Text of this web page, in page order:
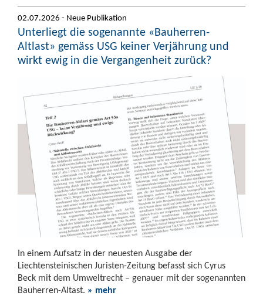
02.07.2026 - Neue Publikation
Unterliegt die sogenannte «Bauherren-
Altlast» gemäss USG keiner Verjährung und
wirkt ewig in die Vergangenheit zurück?
In einem Aufsatz in der neuesten Ausgabe der
Liechtensteinischen Juristen-Zeitung befasst sich Cyrus
Beck mit dem Umweltrecht – genauer mit der sogenannten
Bauherren-Altast. » mehr